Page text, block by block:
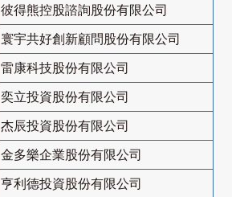
彼得熊控股諮詢股份有限公司
寰宇共好創新顧問股份有限公司
雷康科技股份有限公司
奕立投資股份有限公司
杰辰投資股份有限公司
金多樂企業股份有限公司
亨利德投資股份有限公司